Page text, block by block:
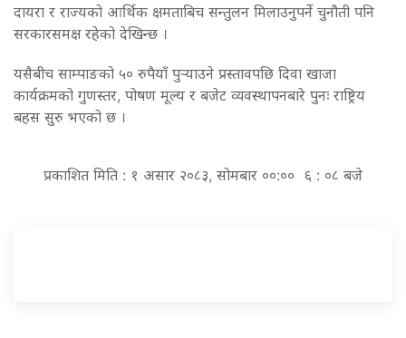
दायरा र राज्यको आर्थिक क्षमताबिच सन्तुलन मिलाउनुपर्ने चुनौती पनि
सरकारसमक्ष रहेको देखिन्छ ।
यसैबीच साम्पाङको ५० रुपैयाँ पुर्‍याउने प्रस्तावपछि दिवा खाजा
कार्यक्रमको गुणस्तर, पोषण मूल्य र बजेट व्यवस्थापनबारे पुनः राष्ट्रिय
बहस सुरु भएको छ ।
प्रकाशित मिति : १ असार २०८३, सोमबार ००:०० ६ : ०८ बजे